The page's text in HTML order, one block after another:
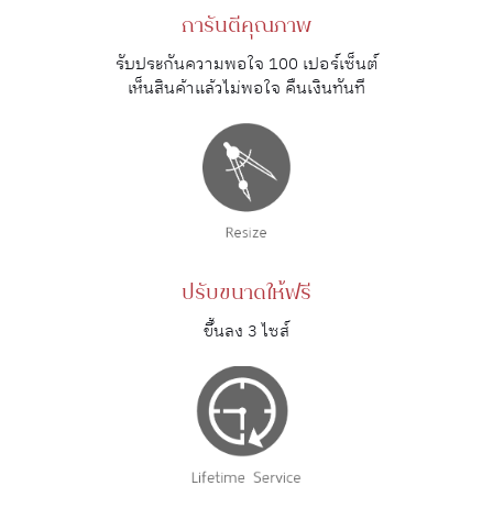
การันตีคุณภาพ
รับประกันความพอใจ 100 เปอร์เซ็นต์
เห็นสินค้าแล้วไม่พอใจ คืนเงินทันที
ปรับขนาดให้ฟรี
ขึ้นลง 3 ไซส์